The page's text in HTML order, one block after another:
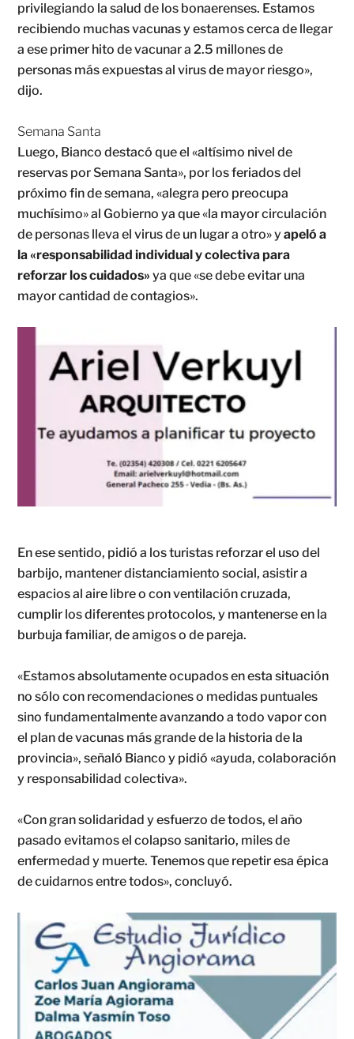
privilegiando la salud de los bonaerenses. Estamos
recibiendo muchas vacunas y estamos cerca de llegar
a ese primer hito de vacunar a 2.5 millones de
personas más expuestas al virus de mayor riesgo»,
dijo.
Semana Santa
Luego, Bianco destacó que el «altísimo nivel de
reservas por Semana Santa», por los feriados del
próximo fin de semana, «alegra pero preocupa
muchísimo» al Gobierno ya que «la mayor circulación
de personas lleva el virus de un lugar a otro» yapeló a
la «responsabilidad individual y colectiva para
reforzar los cuidados»ya que «se debe evitar una
mayor cantidad de contagios».
En ese sentido, pidió a los turistas reforzar el uso del
barbijo, mantener distanciamiento social, asistir a
espacios al aire libre o con ventilación cruzada,
cumplir los diferentes protocolos, y mantenerse en la
burbuja familiar, de amigos o de pareja.
«Estamos absolutamente ocupados en esta situación
no sólo con recomendaciones o medidas puntuales
sino fundamentalmente avanzando a todo vapor con
el plan de vacunas más grande de la historia de la
provincia», señaló Bianco y pidió «ayuda, colaboración
y responsabilidad colectiva».
«Con gran solidaridad y esfuerzo de todos, el año
pasado evitamos el colapso sanitario, miles de
enfermedad y muerte. Tenemos que repetir esa épica
de cuidarnos entre todos», concluyó.